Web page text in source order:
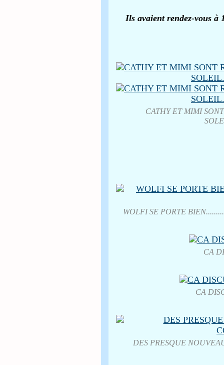
Ils avaient rendez-vous à
CATHY ET MIMI
WOLFI SE PORTE
CA
CA
DES PRESQUE